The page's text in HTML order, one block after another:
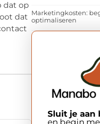
dat op
dat Marketingkosten:
optimaliseren
Sluit je aan